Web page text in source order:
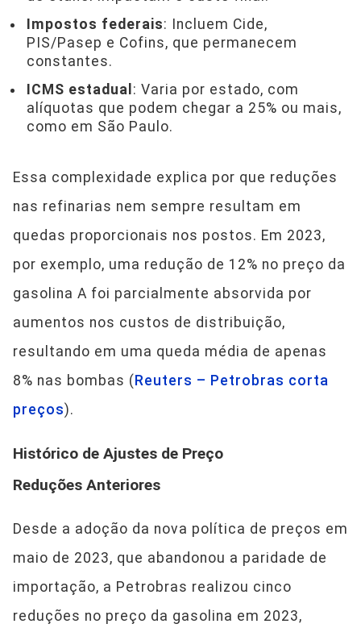
Impostos federais: Incluem Cide,
PIS/Pasep e Cofins, que permanecem
constantes.
ICMS estadual : Varia por estado, com
alíquotas que podem chegar a 25% ou mais,
como em São Paulo.
Essa complexidade explica por que reduções
nas refinarias nem sempre resultam em
quedas proporcionais nos postos. Em 2023,
por exemplo, uma redução de 12% no preço da
gasolina A foi parcialmente absorvida por
aumentos nos custos de distribuição,
resultando em uma queda média de apenas
8% nas bombas (Reuters – Petrobras corta
preços).
Histórico de Ajustes de Preço
Reduções Anteriores
Desde a adoção da nova política de preços em
maio de 2023, que abandonou a paridade de
importação, a Petrobras realizou cinco
reduções no preço da gasolina em 2023,